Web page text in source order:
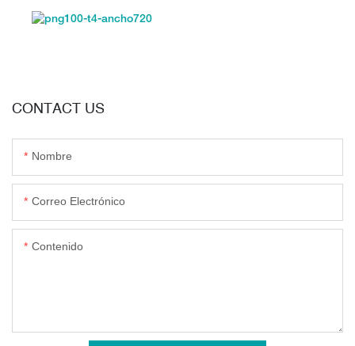
CONTACT US
Nombre
Correo Electrónico
Contenido